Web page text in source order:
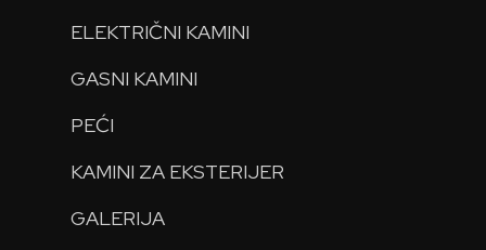
ELEKTRIČNI KAMINI
GASNI KAMINI
PEĆI
KAMINI ZA EKSTERIJER
GALERIJA